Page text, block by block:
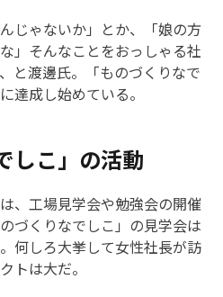
じゃないか」とか、「娘の方
」そんなことをおっしゃる社
と渡邊氏。「ものづくりなで
達成し始めている。
しこ」の活動
、工場見学会や勉強会の開催
づくりなでしこ」の見学会は
何しろ大挙して女性社長が訪
トは大だ。